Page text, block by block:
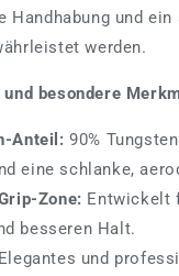
Handhabung und ein
werden.
besondere
Anteil: 90%
eine schlanke,
Zone: Entwickelt
besseren Halt.
Elegantes und